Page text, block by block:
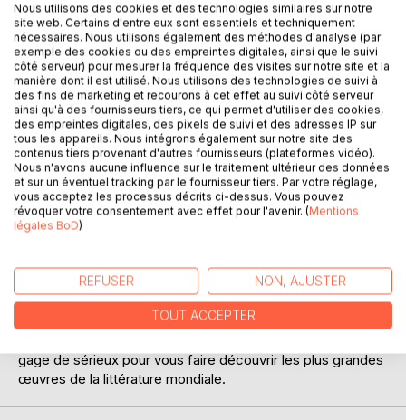
Que faut-il retenir de la pièce de Victor Hugo ? Retrouvez
tout ce que vous devez savoir de ce chef-d'œuvre de la
littérature française dans une analyse de référence pour
comprendre rapidement le sens de l'œuvre. Rédigée de
manière claire et accessible par un enseignant, cette fiche
de lecture propose notamment un résumé, une étude des
thèmes principaux, des clés de lecture et des pistes de
réflexion.
Une analyse littéraire complète et détaillée pour mieux lire
et comprendre le livre !
les passionnés de littérature que par les lycéens, Paideia
éducation est considéré comme une référence en matière
d'analyses d'œuvres littéraires. Celles-ci ont été conçues
pour guider les lecteurs à travers la littérature. Nos auteurs
gage de sérieux pour vous faire découvrir les plus grandes
œuvres de la littérature mondiale.
Nous utilisons des cookies et des technologies similaires sur notre
site web. Certains d'entre eux sont essentiels et techniquement
nécessaires. Nous utilisons également des méthodes d'analyse (par
exemple des cookies ou des empreintes digitales, ainsi que le suivi
côté serveur) pour mesurer la fréquence des visites sur notre site et la
manière dont il est utilisé. Nous utilisons des technologies de suivi à
des fins de marketing et recourons à cet effet au suivi côté serveur
ainsi qu'à des fournisseurs tiers, ce qui permet d'utiliser des cookies,
des empreintes digitales, des pixels de suivi et des adresses IP sur
tous les appareils. Nous intégrons également sur notre site des
contenus tiers provenant d'autres fournisseurs (plateformes vidéo).
Nous n'avons aucune influence sur le traitement ultérieur des données
et sur un éventuel tracking par le fournisseur tiers. Par votre réglage,
vous acceptez les processus décrits ci-dessus. Vous pouvez
révoquer votre consentement avec effet pour l'avenir. (Mentions
légales BoD)
REFUSER NON, AJUSTER
TOUT ACCEPTER